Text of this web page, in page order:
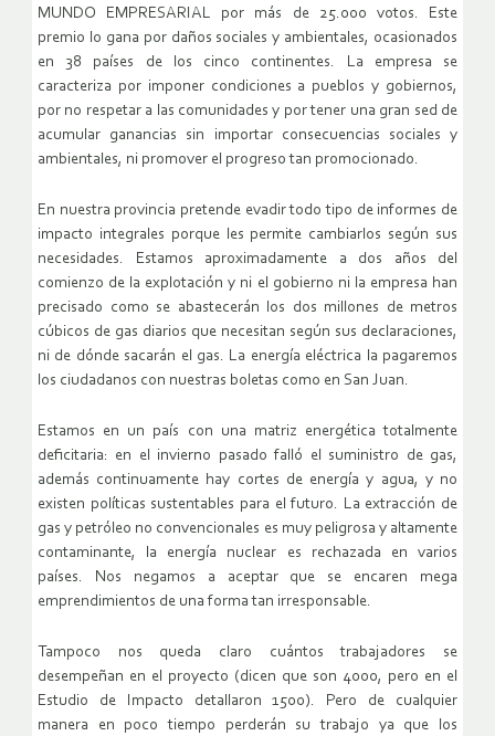
MUNDO EMPRESARIAL por más de 25.000 votos. Este
premio lo gana por daños sociales y ambientales, ocasionados
en 38 países de los cinco continentes. La empresa se
caracteriza por imponer condiciones a pueblos y gobiernos,
por no respetar a las comunidades y por tener una gran sed de
acumular ganancias sin importar consecuencias sociales y
ambientales, ni promover el progreso tan promocionado.
En nuestra provincia pretende evadir todo tipo de informes de
impacto integrales porque les permite cambiarlos según sus
necesidades. Estamos aproximadamente a dos años del
comienzo de la explotación y ni el gobierno ni la empresa han
precisado como se abastecerán los dos millones de metros
cúbicos de gas diarios que necesitan según sus declaraciones,
ni de dónde sacarán el gas. La energía eléctrica la pagaremos
los ciudadanos con nuestras boletas como en San Juan.
Estamos en un país con una matriz energética totalmente
deficitaria: en el invierno pasado falló el suministro de gas,
además continuamente hay cortes de energía y agua, y no
existen políticas sustentables para el futuro. La extracción de
gas y petróleo no convencionales es muy peligrosa y altamente
contaminante, la energía nuclear es rechazada en varios
países. Nos negamos a aceptar que se encaren mega
emprendimientos de una forma tan irresponsable.
Tampoco nos queda claro cuántos trabajadores se
desempeñan en el proyecto (dicen que son 4000, pero en el
Estudio de Impacto detallaron 1500). Pero de cualquier
manera en poco tiempo perderán su trabajo ya que los